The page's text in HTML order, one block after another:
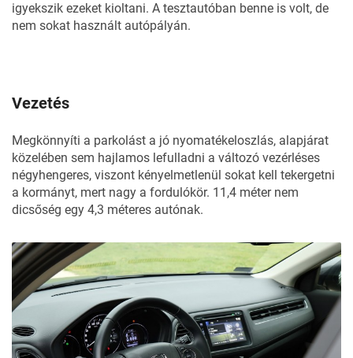
igyekszik ezeket kioltani. A tesztautóban benne is volt, de
nem sokat használt autópályán.
Vezetés
Megkönnyíti a parkolást a jó nyomatékeloszlás, alapjárat
közelében sem hajlamos lefulladni a változó vezérléses
négyhengeres, viszont kényelmetlenül sokat kell tekergetni
a kormányt, mert nagy a fordulókör. 11,4 méter nem
dicsőség egy 4,3 méteres autónak.